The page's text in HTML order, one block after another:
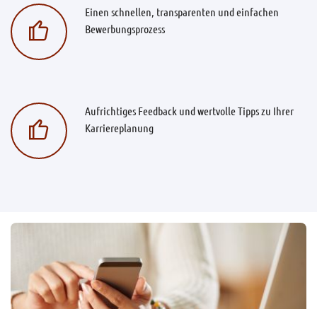
Einen schnellen, transparenten und einfachen
Bewerbungsprozess
Aufrichtiges Feedback und wertvolle Tipps zu Ihrer
Karriereplanung